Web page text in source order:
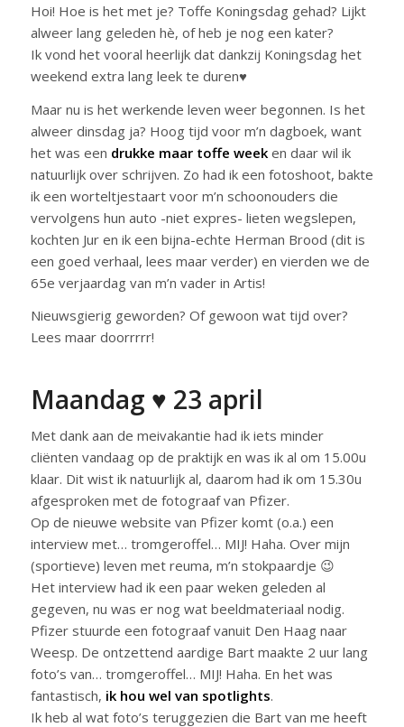
Hoi! Hoe is het met je? Toffe Koningsdag gehad? Lijkt
alweer lang geleden hè, of heb je nog een kater?
Ik vond het vooral heerlijk dat dankzij Koningsdag het
weekend extra lang leek te duren♥
Maar nu is het werkende leven weer begonnen. Is het
alweer dinsdag ja? Hoog tijd voor m’n dagboek, want
het was een drukke maar toffe weeken daar wil ik
natuurlijk over schrijven. Zo had ik een fotoshoot, bakte
ik een worteltjestaart voor m’n schoonouders die
vervolgens hun auto -niet expres- lieten wegslepen,
kochten Jur en ik een bijna-echte Herman Brood (dit is
een goed verhaal, lees maar verder) en vierden we de
65e verjaardag van m’n vader in Artis!
Nieuwsgierig geworden? Of gewoon wat tijd over?
Lees maar doorrrrr!
Maandag ♥ 23 april
Met dank aan de meivakantie had ik iets minder
cliënten vandaag op de praktijk en was ik al om 15.00u
klaar. Dit wist ik natuurlijk al, daarom had ik om 15.30u
afgesproken met de fotograaf van Pfizer.
Op de nieuwe website van Pfizer komt (o.a.) een
interview met… tromgeroffel… MIJ! Haha. Over mijn
(sportieve) leven met reuma, m’n stokpaardje 😉
Het interview had ik een paar weken geleden al
gegeven, nu was er nog wat beeldmateriaal nodig.
Pfizer stuurde een fotograaf vanuit Den Haag naar
Weesp. De ontzettend aardige Bart maakte 2 uur lang
foto’s van… tromgeroffel… MIJ! Haha. En het was
fantastisch, ik hou wel van spotlights.
Ik heb al wat foto’s teruggezien die Bart van me heeft